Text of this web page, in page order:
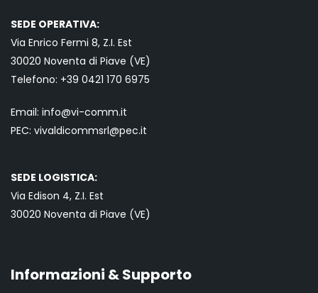
SEDE OPERATIVA:
Via Enrico Fermi 8, Z.I. Est
30020 Noventa di Piave (VE)
Telefono: +39 0421 170 6975
Email: info@vi-comm.it
PEC: vivaldicommsrl@pec.it
SEDE LOGISTICA:
Via Edison 4, Z.I. Est
30020 Noventa di Piave (VE)
Informazioni & Supporto